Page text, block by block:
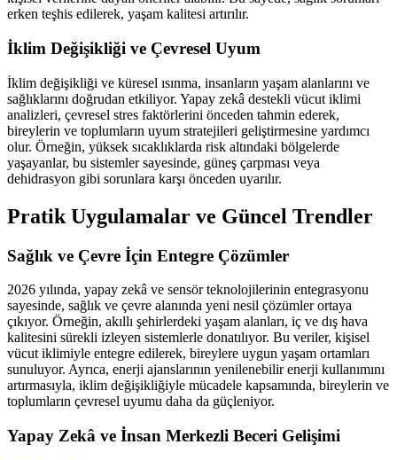
erken teşhis edilerek, yaşam kalitesi artırılır.
İklim Değişikliği ve Çevresel Uyum
İklim değişikliği ve küresel ısınma, insanların yaşam alanlarını ve
sağlıklarını doğrudan etkiliyor. Yapay zekâ destekli vücut iklimi
analizleri, çevresel stres faktörlerini önceden tahmin ederek,
bireylerin ve toplumların uyum stratejileri geliştirmesine yardımcı
olur. Örneğin, yüksek sıcaklıklarda risk altındaki bölgelerde
yaşayanlar, bu sistemler sayesinde, güneş çarpması veya
dehidrasyon gibi sorunlara karşı önceden uyarılır.
Pratik Uygulamalar ve Güncel Trendler
Sağlık ve Çevre İçin Entegre Çözümler
2026 yılında, yapay zekâ ve sensör teknolojilerinin entegrasyonu
sayesinde, sağlık ve çevre alanında yeni nesil çözümler ortaya
çıkıyor. Örneğin, akıllı şehirlerdeki yaşam alanları, iç ve dış hava
kalitesini sürekli izleyen sistemlerle donatılıyor. Bu veriler, kişisel
vücut iklimiyle entegre edilerek, bireylere uygun yaşam ortamları
sunuluyor. Ayrıca, enerji ajanslarının yenilenebilir enerji kullanımını
artırmasıyla, iklim değişikliğiyle mücadele kapsamında, bireylerin ve
toplumların çevresel uyumu daha da güçleniyor.
Yapay Zekâ ve İnsan Merkezli Beceri Gelişimi